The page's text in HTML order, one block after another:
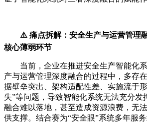
⚠️ 痛点拆解：安全生产与运营管理
核心薄弱环节
当前，企业在推进安全生产智能化
产与运营管理深度融合的过程中，多存
据壁垒突出、架构适配性差、实施流于
失”等问题，导致智能化系统无法充分发
融合难以落地，甚至造成资源浪费，无
供支撑。结合赛为“安全眼”系统多年服